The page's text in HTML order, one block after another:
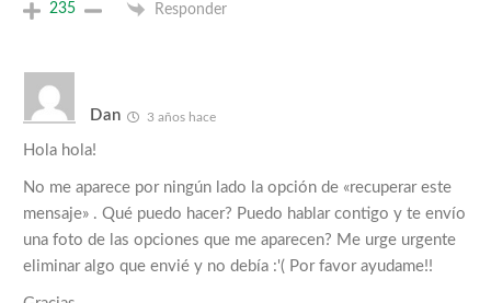
235 Responder
Dan 3 años hace
Hola hola!
No me aparece por ningún lado la opción de «recuperar este
mensaje» . Qué puedo hacer? Puedo hablar contigo y te envío
una foto de las opciones que me aparecen? Me urge urgente
eliminar algo que envié y no debía :'( Por favor ayudame!!